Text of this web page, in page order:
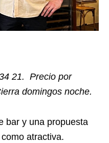
21. Precio por
domingos noche.
bar y una propuesta
atractiva.